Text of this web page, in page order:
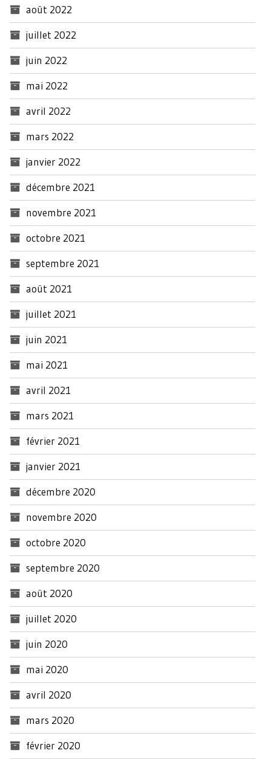
août 2022
juillet 2022
juin 2022
mai 2022
avril 2022
mars 2022
janvier 2022
décembre 2021
novembre 2021
octobre 2021
septembre 2021
août 2021
juillet 2021
juin 2021
mai 2021
avril 2021
mars 2021
février 2021
janvier 2021
décembre 2020
novembre 2020
octobre 2020
septembre 2020
août 2020
juillet 2020
juin 2020
mai 2020
avril 2020
mars 2020
février 2020